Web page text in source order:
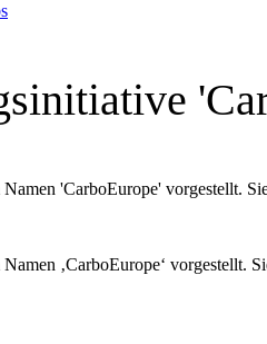
'CarboEurope' vorgestellt.
‚CarboEurope‘